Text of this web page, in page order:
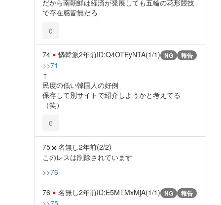
だから南朝鮮は経済が発展しても五輪の花形競技
で存在感皆無だろ
0
74 憐韓派2年前ID:Q4OTEyNTA(1/1) NG 報告
>>71
↑
民度の低い韓国人の好例
保存して別サイトで紹介しようかと考えてる
（笑）
0
75 名無し2年前(2/2)
このレスは削除されています
>>76
76 名無し2年前ID:E5MTMxMjA(1/1) NG 報告